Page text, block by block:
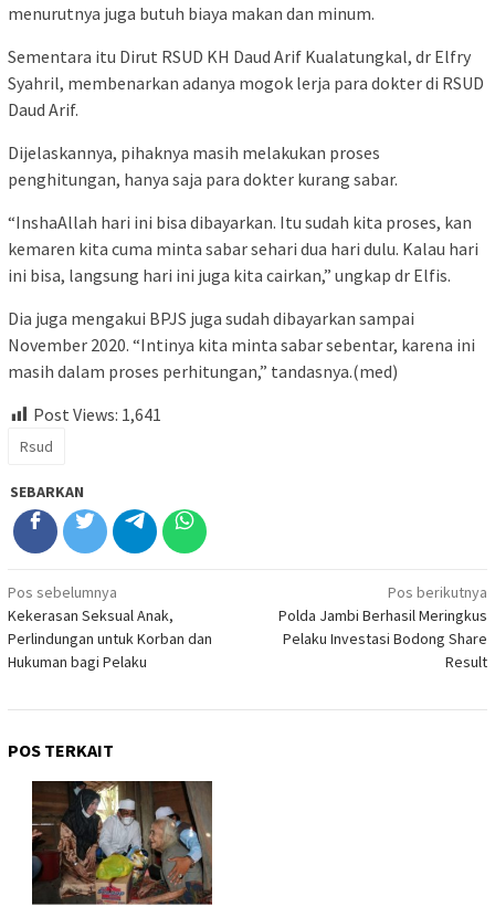
menurutnya juga butuh biaya makan dan minum.
Sementara itu Dirut RSUD KH Daud Arif Kualatungkal, dr Elfry
Syahril, membenarkan adanya mogok lerja para dokter di RSUD
Daud Arif.
Dijelaskannya, pihaknya masih melakukan proses
penghitungan, hanya saja para dokter kurang sabar.
“InshaAllah hari ini bisa dibayarkan. Itu sudah kita proses, kan
kemaren kita cuma minta sabar sehari dua hari dulu. Kalau hari
ini bisa, langsung hari ini juga kita cairkan,” ungkap dr Elfis.
Dia juga mengakui BPJS juga sudah dibayarkan sampai
November 2020. “Intinya kita minta sabar sebentar, karena ini
masih dalam proses perhitungan,” tandasnya.(med)
Post Views: 1,641
Rsud
SEBARKAN
Navigasi
pos
Pos sebelumnya
Kekerasan Seksual Anak,
Perlindungan untuk Korban dan
Hukuman bagi Pelaku
Pos berikutnya
Polda Jambi Berhasil Meringkus
Pelaku Investasi Bodong Share
Result
POS TERKAIT